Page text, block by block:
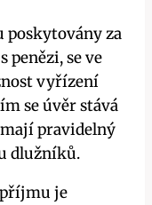
poskytovány za
penězi, se ve
vyřízení
se úvěr stává
pravidelný
dlužníků.
je